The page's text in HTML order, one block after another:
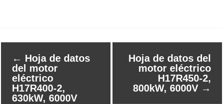
← Hoja de datos
del motor
eléctrico
H17R400-2,
630kW, 6000V
Hoja de datos del
motor eléctrico
H17R450-2,
800kW, 6000V →